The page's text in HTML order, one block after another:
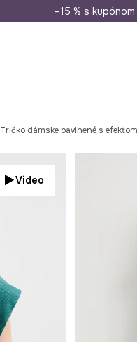
Doprava zadarmo od
–15 % s
Tričko dámske bavlnené s
Video